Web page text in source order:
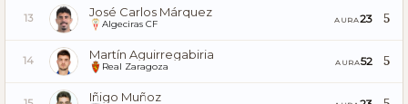
13 José Carlos Márquez
Algeciras CF AURA23 5
14 Martín Aguirregabiria
Real Zaragoza AURA52 5
Iñigo Muñoz